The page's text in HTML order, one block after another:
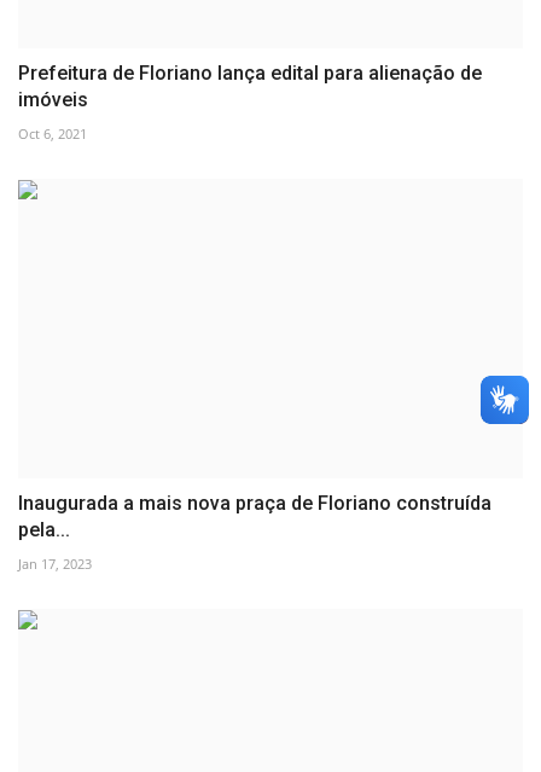
Prefeitura de Floriano lança edital para alienação de
imóveis
Oct 6, 2021
Inaugurada a mais nova praça de Floriano construída
pela...
Jan 17, 2023